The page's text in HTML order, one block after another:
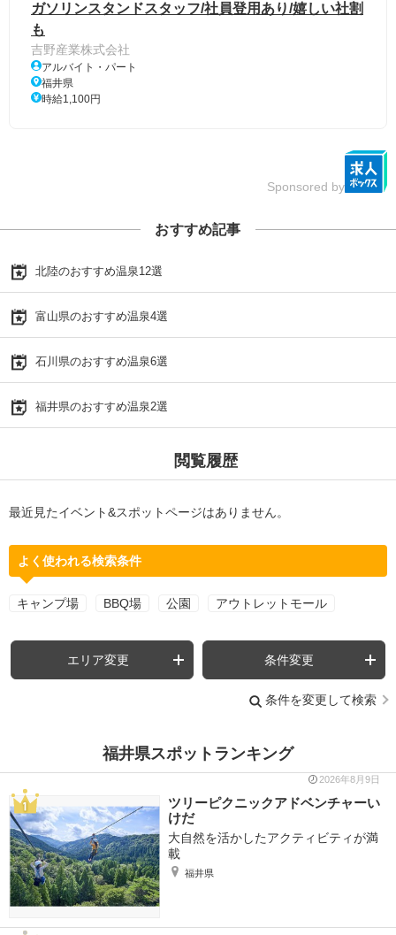
ガソリンスタンドスタッフ/社員登用あり/嬉しい社割
も
吉野産業株式会社
アルバイト・パート
福井県
時給1,100円
Sponsored by
おすすめ記事
北陸のおすすめ温泉12選
富山県のおすすめ温泉4選
石川県のおすすめ温泉6選
福井県のおすすめ温泉2選
閲覧履歴
最近見たイベント&スポットページはありません。
よく使われる検索条件
キャンプ場 BBQ場 公園 アウトレットモール
エリア変更 条件変更
条件を変更して検索
福井県スポットランキング
2026年8月9日
ツリーピクニックアドベンチャーい
けだ
大自然を活かしたアクティビティが満
載
福井県